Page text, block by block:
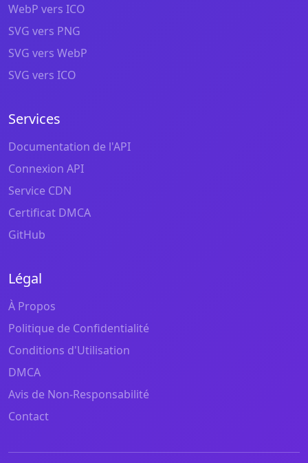
WebP vers ICO
SVG vers PNG
SVG vers WebP
SVG vers ICO
Services
Documentation de l'API
Connexion API
Service CDN
Certificat DMCA
GitHub
Légal
À Propos
Politique de Confidentialité
Conditions d'Utilisation
DMCA
Avis de Non-Responsabilité
Contact